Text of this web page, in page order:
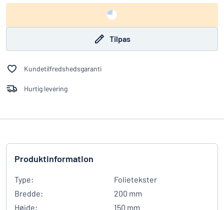
Tilpas
Kundetilfredshedsgaranti
Hurtig levering
Produktinformation
Type:
Folietekster
Bredde:
200 mm
Højde:
150 mm